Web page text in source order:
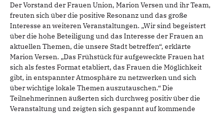
Der Vorstand der Frauen Union, Marion Versen und ihr Team,
freuten sich über die positive Resonanz und das große
Interesse an weiteren Veranstaltungen. „Wir sind begeistert
über die hohe Beteiligung und das Interesse der Frauen an
aktuellen Themen, die unsere Stadt betreffen“, erklärte
Marion Versen. „Das Frühstück für aufgeweckte Frauen hat
sich als festes Format etabliert, das Frauen die Möglichkeit
gibt, in entspannter Atmosphäre zu netzwerken und sich
über wichtige lokale Themen auszutauschen.“ Die
Teilnehmerinnen äußerten sich durchweg positiv über die
Veranstaltung und zeigten sich gespannt auf kommende